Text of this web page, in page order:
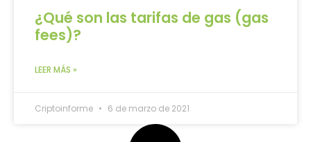
¿Qué son las tarifas de gas (gas
fees)?
LEER MÁS »
Criptoinforme 6 de marzo de 2021